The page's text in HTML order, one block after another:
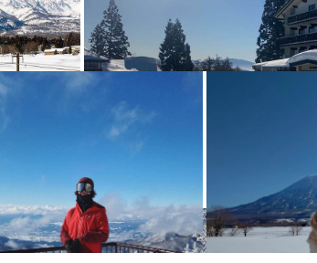
7 destinationer i Japan